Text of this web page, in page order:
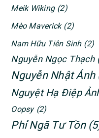
Meik Wiking (2)
Mèo Maverick (2)
Nam Hữu Tiên Sinh (2)
Nguyễn Ngọc Thạch
Nguyễn Nhật Ánh
Nguyệt Hạ Điệp
Oopsy (2)
Phỉ Ngã Tư Tồn